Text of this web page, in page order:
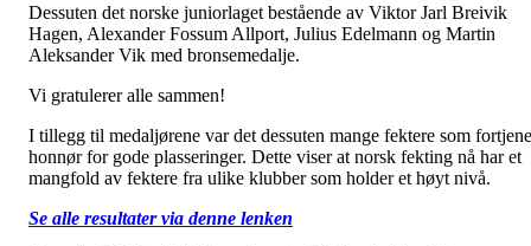
Dessuten det norske juniorlaget bestående av Viktor Jarl Breivik
Hagen, Alexander Fossum Allport, Julius Edelmann og Martin
Aleksander Vik med bronsemedalje.
Vi gratulerer alle sammen!
I tillegg til medaljørene var det dessuten mange fektere som
honnør for gode plasseringer. Dette viser at norsk fekting nå har et
mangfold av fektere fra ulike klubber som holder et høyt nivå.
Se alle resultater via denne lenken